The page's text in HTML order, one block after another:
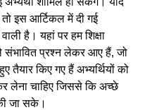
देना क्या है –
तो इस आर्टिकल में दी गई
है। यहां पर हम शिक्षा
संभावित प्रश्न लेकर आए हैं, जो
तैयार किए गए हैं अभ्यर्थियों को
लेना चाहिए जिससे कि अच्छे
जा सके।